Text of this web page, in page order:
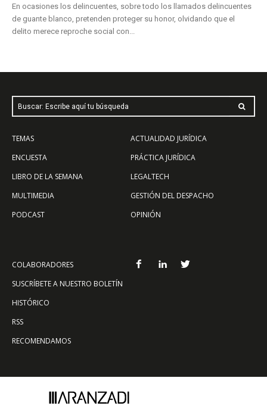
En ocasiones los delincuentes, sobre todo los llamados delincuentes
de guante blanco, pretenden proteger su honor, olvidando que el
delito merece reproche social con...
Buscar: Escribe aquí tu búsqueda
TEMAS
ENCUESTA
LIBRO DE LA SEMANA
MULTIMEDIA
PODCAST
ACTUALIDAD JURÍDICA
PRÁCTICA JURÍDICA
LEGALTECH
GESTIÓN DEL DESPACHO
OPINIÓN
COLABORADORES
SUSCRÍBETE A NUESTRO BOLETÍN
HISTÓRICO
RSS
RECOMENDAMOS